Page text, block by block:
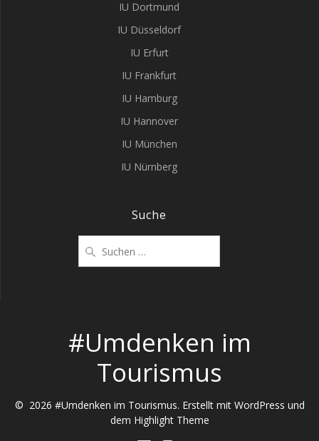
IU Dortmund
IU Düsseldorf
IU Erfurt
IU Frankfurt
IU Hamburg
IU Hannover
IU München
IU Nürnberg
Suche
nach:
#Umdenken im
Tourismus
© 2026 #Umdenken im Tourismus. Erstellt mit WordPress und
dem Highlight Theme